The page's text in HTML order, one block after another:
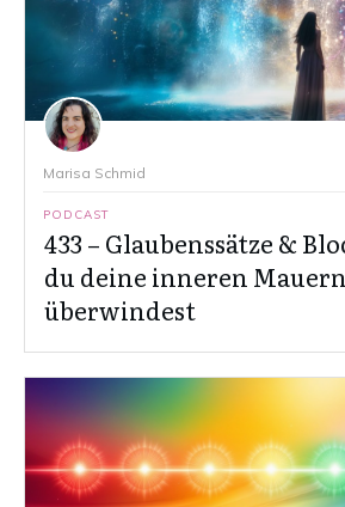
Marisa Schmid
PODCAST
433 – Glaubenssätze &
du deine inneren Mauern
überwindest